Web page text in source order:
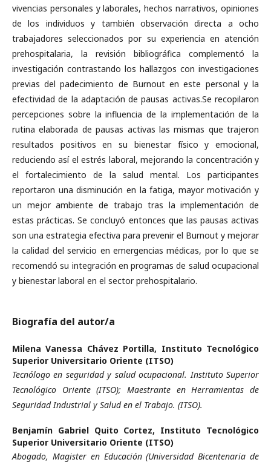
vivencias personales y laborales, hechos narrativos, opiniones
de los individuos y también observación directa a ocho
trabajadores seleccionados por su experiencia en atención
prehospitalaria, la revisión bibliográfica complementó la
investigación contrastando los hallazgos con investigaciones
previas del padecimiento de Burnout en este personal y la
efectividad de la adaptación de pausas activas.Se recopilaron
percepciones sobre la influencia de la implementación de la
rutina elaborada de pausas activas las mismas que trajeron
resultados positivos en su bienestar físico y emocional,
reduciendo así el estrés laboral, mejorando la concentración y
el fortalecimiento de la salud mental. Los participantes
reportaron una disminución en la fatiga, mayor motivación y
un mejor ambiente de trabajo tras la implementación de
estas prácticas. Se concluyó entonces que las pausas activas
son una estrategia efectiva para prevenir el Burnout y mejorar
la calidad del servicio en emergencias médicas, por lo que se
recomendó su integración en programas de salud ocupacional
y bienestar laboral en el sector prehospitalario.
Biografía del autor/a
Milena Vanessa Chávez Portilla, Instituto Tecnológico
Superior Universitario Oriente (ITSO)
Tecnólogo en seguridad y salud ocupacional. Instituto Superior
Tecnológico Oriente (ITSO); Maestrante en Herramientas de
Seguridad Industrial y Salud en el Trabajo. (ITSO).
Benjamín Gabriel Quito Cortez, Instituto Tecnológico
Superior Universitario Oriente (ITSO)
Abogado, Magister en Educación (Universidad Bicentenaria de